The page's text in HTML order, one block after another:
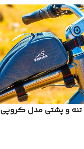
و پشتی مدل کروپی